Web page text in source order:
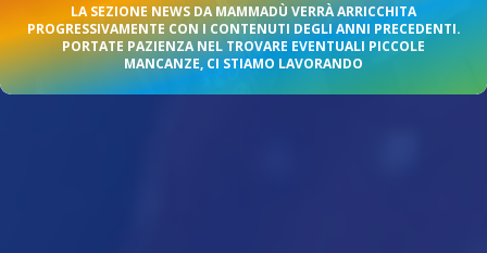
LA SEZIONE NEWS DA MAMMADÙ VERRÀ ARRICCHITA
PROGRESSIVAMENTE CON I CONTENUTI DEGLI ANNI PRECEDENTI.
PORTATE PAZIENZA NEL TROVARE EVENTUALI PICCOLE
MANCANZE, CI STIAMO LAVORANDO